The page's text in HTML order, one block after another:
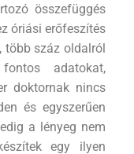
összefüggés
óriási erőfeszítés
több száz oldalról
adatokat,
doktornak nincs
és egyszerűen
a lényeg nem
egy ilyen